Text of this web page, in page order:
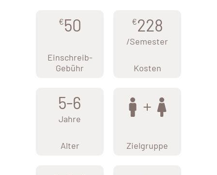
€50
Einschreib-
Gebühr
€228
/Semester
Kosten
5-6
Jahre
Alter Zielgruppe